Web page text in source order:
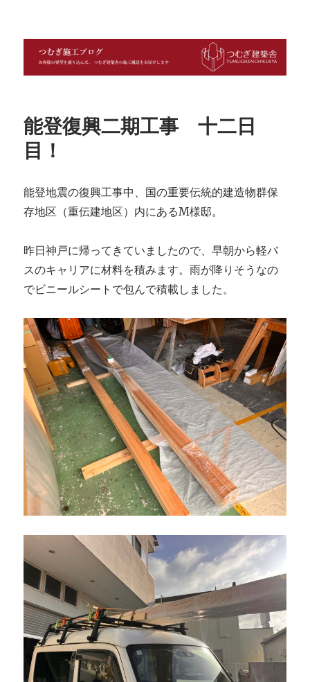
つむぎ施工ブログ
能登復興二期工事 十二日
目！
能登地震の復興工事中、国の重要伝統的建造物群保
存地区（重伝建地区）内にあるM様邸。
昨日神戸に帰ってきていましたので、早朝から軽バ
スのキャリアに材料を積みます。雨が降りそうなの
でビニールシートで包んで積載しました。